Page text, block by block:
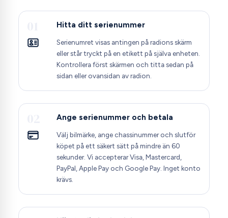
Hitta ditt serienummer
Serienumret visas antingen på radions skärm
eller står tryckt på en etikett på själva enheten.
Kontrollera först skärmen och titta sedan på
sidan eller ovansidan av radion.
Ange serienummer och betala
Välj bilmärke, ange chassinummer och slutför
köpet på ett säkert sätt på mindre än 60
sekunder. Vi accepterar Visa, Mastercard,
PayPal, Apple Pay och Google Pay. Inget konto
krävs.